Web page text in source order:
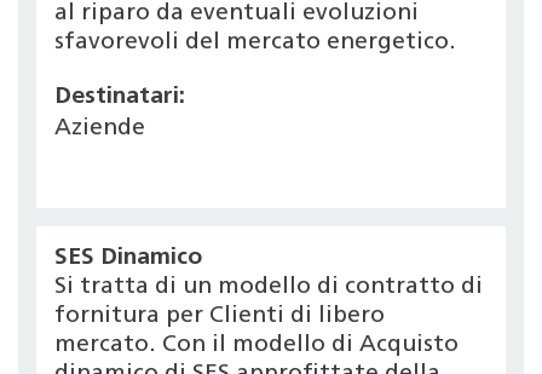
al riparo da eventuali evoluzioni
sfavorevoli del mercato energetico.
Destinatari:
Aziende
SES Dinamico
Si tratta di un modello di contratto di
fornitura per Clienti di libero
mercato. Con il modello di Acquisto